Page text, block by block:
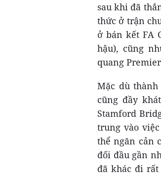
sau khi đã
thức ở trận
ở bán kết FA
hậu), cũng
quang
Mặc dù
cũng đầy
Stamford
trung vào
thể ngăn cản
đối đầu gần
đã khác đi